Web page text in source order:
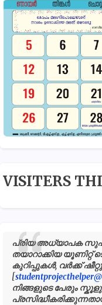
VISITERS
പ്രിയ അധ്യാപക
തയാറാക്കിയ യൂണിറ്റ്
കുറിപ്പുകൾ, വർക്ക്
[
നിങ്ങളുടെ പേരും